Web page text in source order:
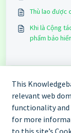
Thù lao được
Khi là Cộng
phẩm bảo
This
relevant web
functionality and
for more